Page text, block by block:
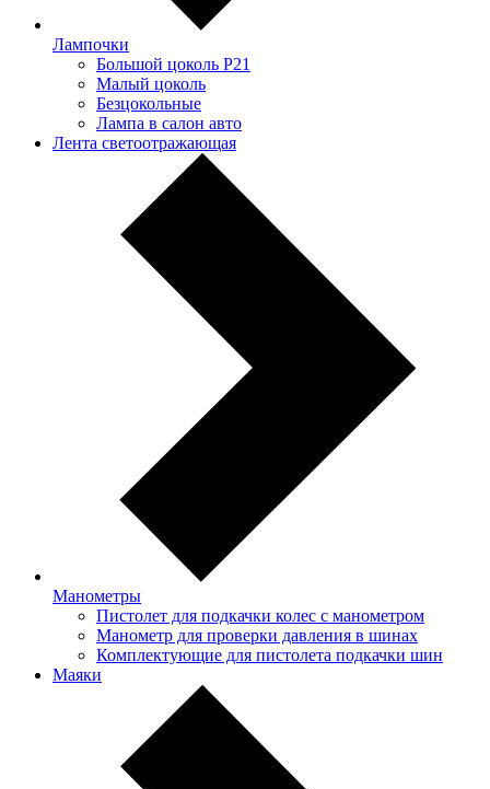
Лампочки
Большой цоколь P21
Малый цоколь
Безцокольные
Лампа в салон авто
Лента светоотражающая
Манометры
Пистолет для подкачки колес с манометром
Манометр для проверки давления в шинах
Комплектующие для пистолета подкачки шин
Маяки